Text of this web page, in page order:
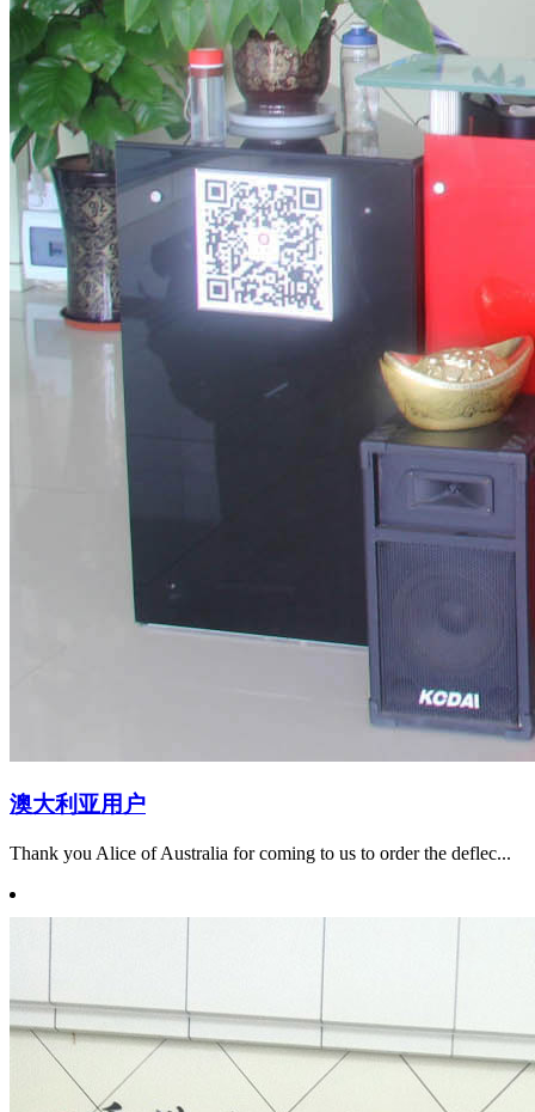
澳大利亚用户
Thank you Alice of Australia for coming to us to order the deflec...